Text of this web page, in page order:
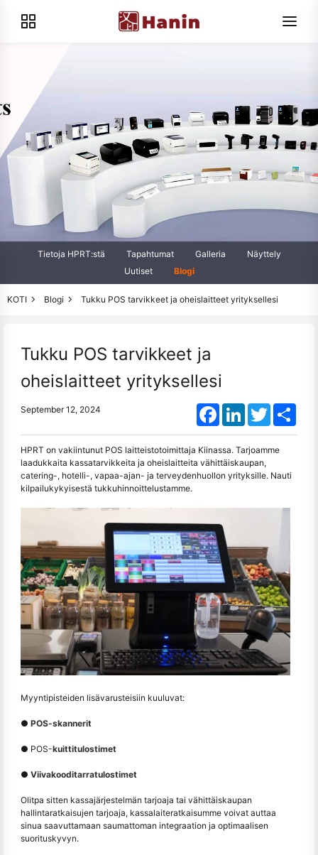
Tietoja HPRT:stä Tapahtumat Galleria
Näyttely
Uutiset
Blogi
KOTI Blogi Tukku POS tarvikkeet ja oheislaitteet yrityksellesi
Tukku POS tarvikkeet ja
oheislaitteet yrityksellesi
September 12, 2024 FacebookLinkedInTwitter
HPRT on vakiintunut POS laitteistotoimittaja Kiinassa. Tarjoamme
laadukkaita kassatarvikkeita ja oheislaitteita vähittäiskaupan,
catering-, hotelli-, vapaa-ajan- ja terveydenhuollon yrityksille. Nauti
kilpailukykyisestä tukkuhinnoittelustamme.
Myyntipisteiden lisävarusteisiin kuuluvat:
● POS-skannerit
● POS-kuittitulostimet
● Viivakooditarratulostimet
Olitpa sitten kassajärjestelmän tarjoaja tai vähittäiskaupan
hallintaratkaisujen tarjoaja, kassalaiteratkaisumme voivat auttaa
sinua saavuttamaan saumattoman integraation ja optimaalisen
suorituskyvyn.